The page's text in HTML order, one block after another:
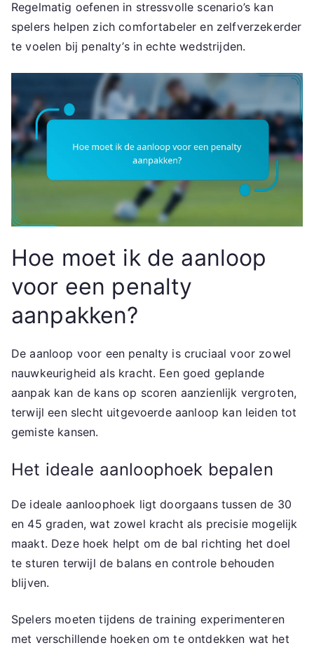
Regelmatig oefenen in stressvolle scenario’s kan
spelers helpen zich comfortabeler en zelfverzekerder
te voelen bij penalty’s in echte wedstrijden.
Hoe moet ik de aanloop
voor een penalty
aanpakken?
De aanloop voor een penalty is cruciaal voor zowel
nauwkeurigheid als kracht. Een goed geplande
aanpak kan de kans op scoren aanzienlijk vergroten,
terwijl een slecht uitgevoerde aanloop kan leiden tot
gemiste kansen.
Het ideale aanloophoek bepalen
De ideale aanloophoek ligt doorgaans tussen de 30
en 45 graden, wat zowel kracht als precisie mogelijk
maakt. Deze hoek helpt om de bal richting het doel
te sturen terwijl de balans en controle behouden
blijven.
Spelers moeten tijdens de training experimenteren
met verschillende hoeken om te ontdekken wat het